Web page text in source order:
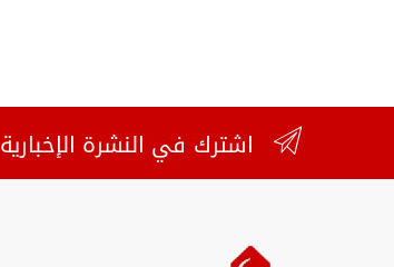
اشترك في النشرة الإخبارية